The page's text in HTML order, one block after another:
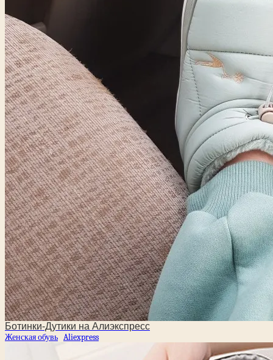
Ботинки-Дутики на Алиэкспресс
Женская обувь Aliexpress